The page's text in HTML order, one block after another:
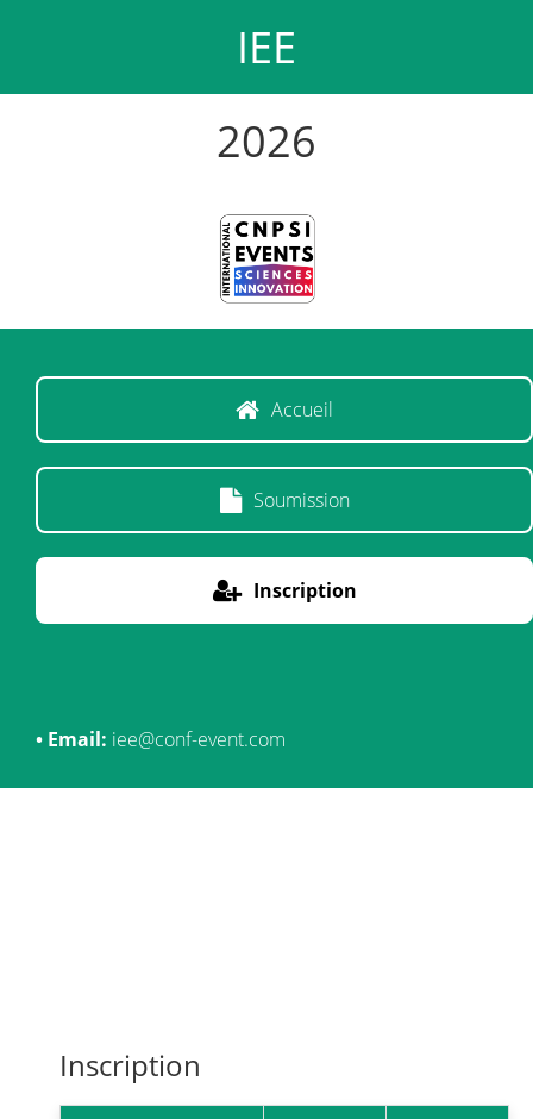
IEE
2026
Accueil
Soumission
Inscription
• Email: iee@conf-event.com
Inscription